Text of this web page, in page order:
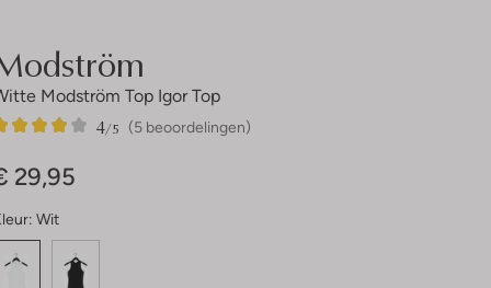
Modström Top Igor Top
(5 beoordelingen)
4/5
29,95
Wit